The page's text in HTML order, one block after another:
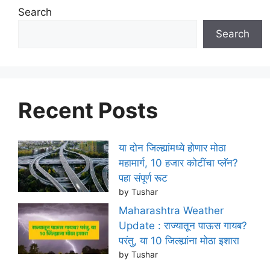
Search
Search
Recent Posts
या दोन जिल्ह्यांमध्ये होणार मोठा
महामार्ग, 10 हजार कोटींचा प्लॅन?
पहा संपूर्ण रूट
by Tushar
Maharashtra Weather
Update : राज्यातून पाऊस गायब?
परंतु, या 10 जिल्ह्यांना मोठा इशारा
by Tushar